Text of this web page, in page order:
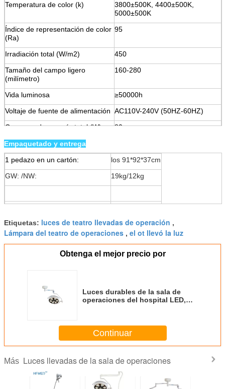
Temperatura de color (k)
3800±500K, 4400±500K,
5000±500K
Índice de representación de color
(Ra)
95
Irradiación total (W/m2)
450
Tamaño del campo ligero
(milímetro)
160-280
Vida luminosa
≥50000h
Voltaje de fuente de alimentación AC110V-240V (50HZ-60HZ)
Consumo de energía total (W)
80
Cantidad total del bulbo del LED
(PC)
El más de escasa altura de la
instalación (milímetro)
2900m m
Empaquetado y entrega
1 pedazo en un cartón:
los 91*92*37cm
GW: /NW:
19kg/12kg
GW: /NW:
65kg/50kg
Etiquetas: luces de teatro llevadas de operación ,
Lámpara del teatro de operaciones , el ot llevó la luz
Obtenga el mejor precio por
Luces durables de la sala de
operaciones del hospital LED,
Continuar
Más Luces llevadas de la sala de operaciones